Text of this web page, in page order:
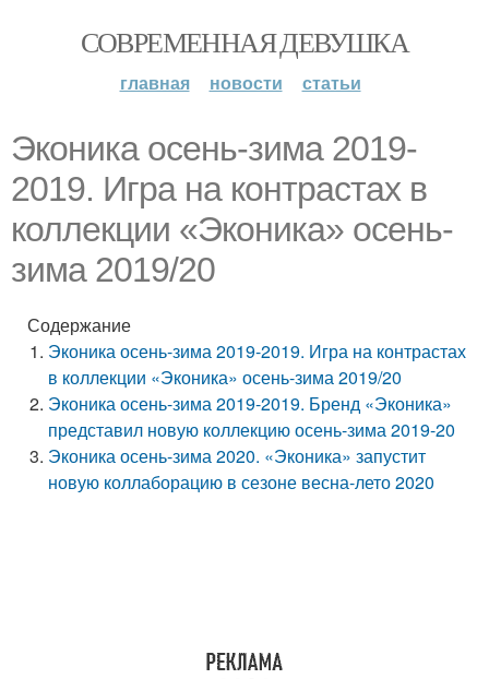
СОВРЕМЕННАЯ ДЕВУШКА
главная новости статьи
Эконика осень-зима 2019-
2019. Игра на контрастах в
коллекции «Эконика» осень-
зима 2019/20
Содержание
Эконика осень-зима 2019-2019. Игра на контрастах
в коллекции «Эконика» осень-зима 2019/20
Эконика осень-зима 2019-2019. Бренд «Эконика»
представил новую коллекцию осень-зима 2019-20
Эконика осень-зима 2020. «Эконика» запустит
новую коллаборацию в сезоне весна-лето 2020